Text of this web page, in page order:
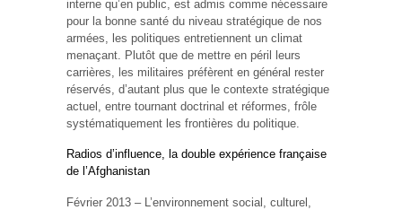
interne qu’en public, est admis comme nécessaire
pour la bonne santé du niveau stratégique de nos
armées, les politiques entretiennent un climat
menaçant. Plutôt que de mettre en péril leurs
carrières, les militaires préfèrent en général rester
réservés, d’autant plus que le contexte stratégique
actuel, entre tournant doctrinal et réformes, frôle
systématiquement les frontières du politique.
Radios d’influence, la double expérience française
de l’Afghanistan
Février 2013 – L’environnement social, culturel,